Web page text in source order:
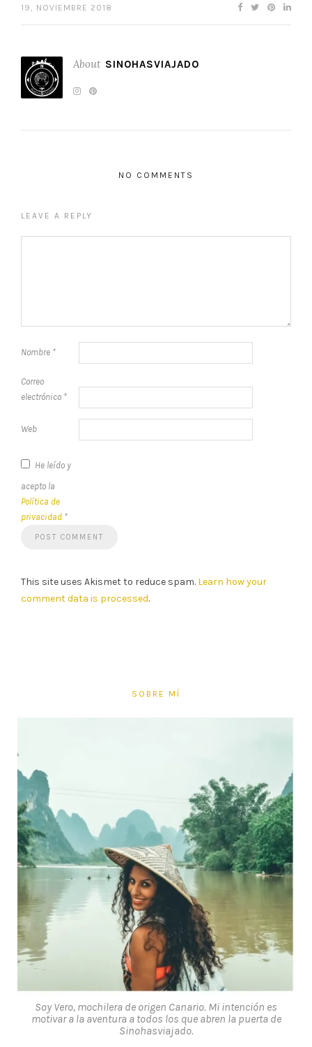
19, NOVIEMBRE 2018
About SINOHASVIAJADO
NO COMMENTS
LEAVE A REPLY
Nombre *
Correo
electrónico *
Web
He leído y
acepto la
Política de
privacidad *
This site uses Akismet to reduce spam. Learn how your
comment data is processed.
SOBRE MÍ
Soy Vero, mochilera de origen Canario. Mi intención es
motivar a la aventura a todos los que abren la puerta de
Sinohasviajado.